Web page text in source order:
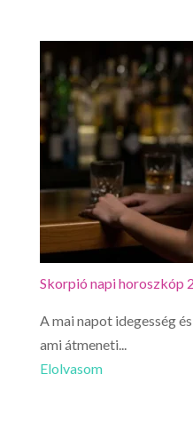
Skorpió napi horoszkóp
A mai napot idegesség
ami átmeneti...
Elolvasom